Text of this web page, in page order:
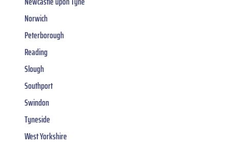
Norwich
Peterborough
Reading
Slough
Southport
Swindon
Tyneside
West Yorkshire